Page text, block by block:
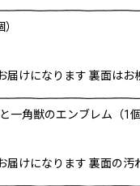
けになります 裏面は
角獣のエンブレム（1個
けになります 裏面の